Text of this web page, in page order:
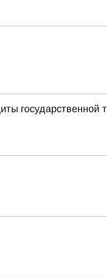
государственной